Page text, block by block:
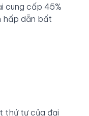
cung cấp 45%
hấp dẫn bất
thứ tư của đại